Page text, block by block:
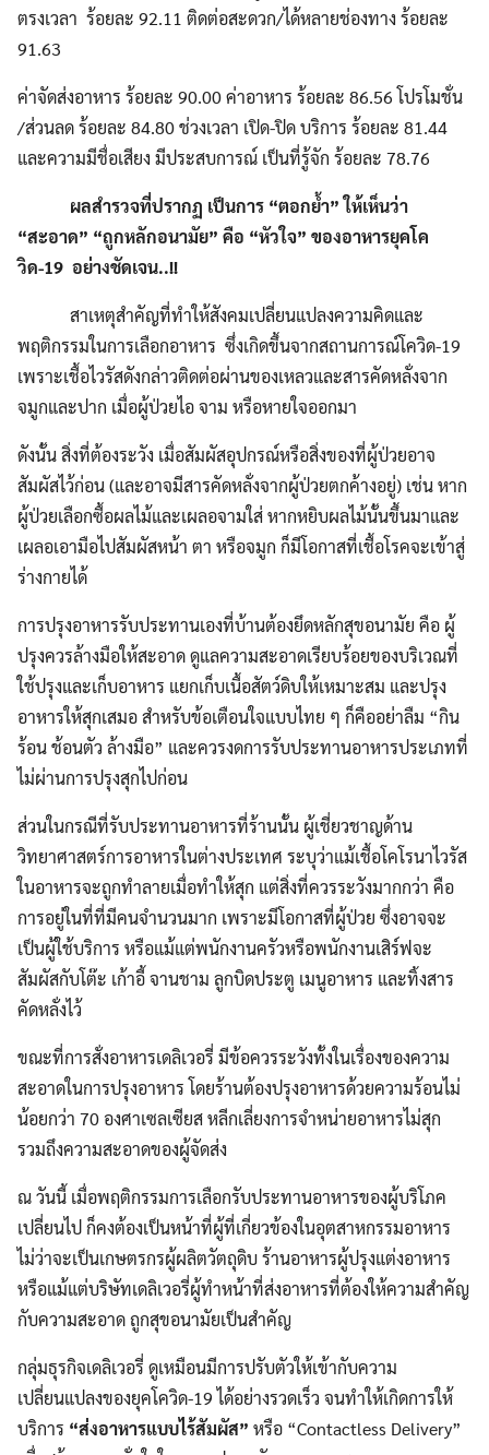
ตรงเวลา ร้อยละ 92.11 ติดต่อสะดวก/ได้หลายช่องทาง ร้อยละ
91.63
ค่าจัดส่งอาหาร ร้อยละ 90.00 ค่าอาหาร ร้อยละ 86.56 โปรโมชั่น
/ส่วนลด ร้อยละ 84.80 ช่วงเวลา เปิด-ปิด บริการ ร้อยละ 81.44
และความมีชื่อเสียง มีประสบการณ์ เป็นที่รู้จัก ร้อยละ 78.76
ผลสำรวจที่ปรากฏ เป็นการ “ตอกย้ำ” ให้เห็นว่า
“สะอาด” “ถูกหลักอนามัย” คือ “หัวใจ” ของอาหารยุคโค
วิด-19 อย่างชัดเจน..!!
สาเหตุสำคัญที่ทำให้สังคมเปลี่ยนแปลงความคิดและ
พฤติกรรมในการเลือกอาหาร ซึ่งเกิดขึ้นจากสถานการณ์โควิด-19
เพราะเชื้อไวรัสดังกล่าวติดต่อผ่านของเหลวและสารคัดหลั่งจาก
จมูกและปาก เมื่อผู้ป่วยไอ จาม หรือหายใจออกมา
ดังนั้น สิ่งที่ต้องระวัง เมื่อสัมผัสอุปกรณ์หรือสิ่งของที่ผู้ป่วยอาจ
สัมผัสไว้ก่อน (และอาจมีสารคัดหลั่งจากผู้ป่วยตกค้างอยู่) เช่น หาก
ผู้ป่วยเลือกซื้อผลไม้และเผลอจามใส่ หากหยิบผลไม้นั้นขึ้นมาและ
เผลอเอามือไปสัมผัสหน้า ตา หรือจมูก ก็มีโอกาสที่เชื้อโรคจะเข้าสู่
ร่างกายได้
การปรุงอาหารรับประทานเองที่บ้านต้องยึดหลักสุขอนามัย คือ ผู้
ปรุงควรล้างมือให้สะอาด ดูแลความสะอาดเรียบร้อยของบริเวณที่
ใช้ปรุงและเก็บอาหาร แยกเก็บเนื้อสัตว์ดิบให้เหมาะสม และปรุง
อาหารให้สุกเสมอ สำหรับข้อเตือนใจแบบไทย ๆ ก็คืออย่าลืม “กิน
ร้อน ช้อนตัว ล้างมือ” และควรงดการรับประทานอาหารประเภทที่
ไม่ผ่านการปรุงสุกไปก่อน
ส่วนในกรณีที่รับประทานอาหารที่ร้านนั้น ผู้เชี่ยวชาญด้าน
วิทยาศาสตร์การอาหารในต่างประเทศ ระบุว่าแม้เชื้อโคโรนาไวรัส
ในอาหารจะถูกทำลายเมื่อทำให้สุก แต่สิ่งที่ควรระวังมากกว่า คือ
การอยู่ในที่ที่มีคนจำนวนมาก เพราะมีโอกาสที่ผู้ป่วย ซึ่งอาจจะ
เป็นผู้ใช้บริการ หรือแม้แต่พนักงานครัวหรือพนักงานเสิร์ฟจะ
สัมผัสกับโต๊ะ เก้าอี้ จานชาม ลูกบิดประตู เมนูอาหาร และทิ้งสาร
คัดหลั่งไว้
ขณะที่การสั่งอาหารเดลิเวอรี่ มีข้อควรระวังทั้งในเรื่องของความ
สะอาดในการปรุงอาหาร โดยร้านต้องปรุงอาหารด้วยความร้อนไม่
น้อยกว่า 70 องศาเซลเซียส หลีกเลี่ยงการจำหน่ายอาหารไม่สุก
รวมถึงความสะอาดของผู้จัดส่ง
ณ วันนี้ เมื่อพฤติกรรมการเลือกรับประทานอาหารของผู้บริโภค
เปลี่ยนไป ก็คงต้องเป็นหน้าที่ผู้ที่เกี่ยวข้องในอุตสาหกรรมอาหาร
ไม่ว่าจะเป็นเกษตรกรผู้ผลิตวัตถุดิบ ร้านอาหารผู้ปรุงแต่งอาหาร
หรือแม้แต่บริษัทเดลิเวอรี่ผู้ทำหน้าที่ส่งอาหารที่ต้องให้ความสำคัญ
กับความสะอาด ถูกสุขอนามัยเป็นสำคัญ
กลุ่มธุรกิจเดลิเวอรี่ ดูเหมือนมีการปรับตัวให้เข้ากับความ
เปลี่ยนแปลงของยุคโควิด-19 ได้อย่างรวดเร็ว จนทำให้เกิดการให้
บริการ “ส่งอาหารแบบไร้สัมผัส” หรือ “Contactless Delivery”